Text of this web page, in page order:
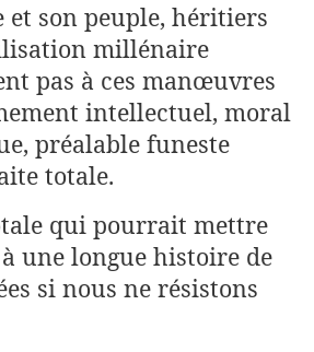
et son peuple, héritiers
millénaire
pas à ces manœuvres
intellectuel, moral
préalable funeste
totale.
qui pourrait mettre
une longue histoire de
si nous ne résistons